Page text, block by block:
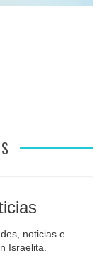
noticias e
Israelita.